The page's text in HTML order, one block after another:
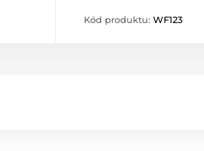
Kód produktu: WF123